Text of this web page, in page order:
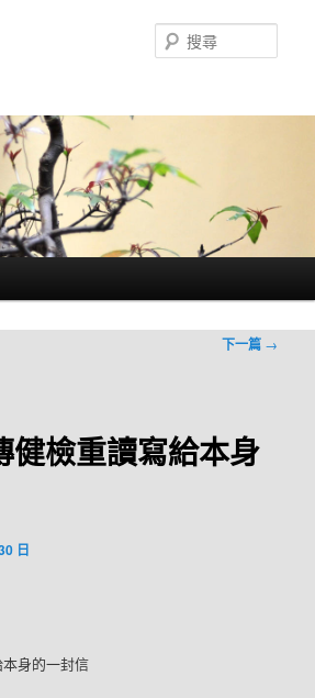
尋
下一篇 →
健檢重讀寫給本身
日
身的一封信